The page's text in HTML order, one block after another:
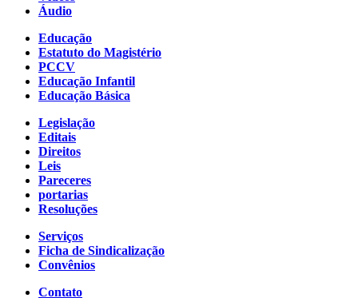
Áudio
Educação
Estatuto do Magistério
PCCV
Educação Infantil
Educação Básica
Legislação
Editais
Direitos
Leis
Pareceres
portarias
Resoluções
Serviços
Ficha de Sindicalização
Convênios
Contato